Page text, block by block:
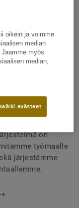
on
työmaalle
järjestämme
oikein ja voimme
median
myös
median,
evästeet